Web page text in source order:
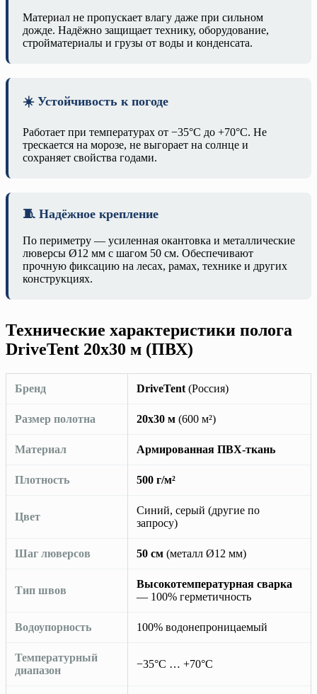
Материал не пропускает влагу даже при сильном
дожде. Надёжно защищает технику, оборудование,
стройматериалы и грузы от воды и конденсата.
☀️ Устойчивость к погоде
Работает при температурах от −35°C до +70°C. Не
трескается на морозе, не выгорает на солнце и
сохраняет свойства годами.
🧵 Надёжное крепление
По периметру — усиленная окантовка и металлические
люверсы Ø12 мм с шагом 50 см. Обеспечивают
прочную фиксацию на лесах, рамах, технике и других
конструкциях.
Технические характеристики полога
DriveTent 20х30 м (ПВХ)
Бренд DriveTent (Россия)
Размер полотна 20х30 м (600 м²)
Материал Армированная ПВХ-ткань
Плотность 500 г/м²
Цвет
Синий, серый (другие по
запросу)
Шаг люверсов 50 см (металл Ø12 мм)
Тип швов
Высокотемпературная сварка
— 100% герметичность
Водоупорность 100% водонепроницаемый
Температурный
диапазон
−35°C … +70°C